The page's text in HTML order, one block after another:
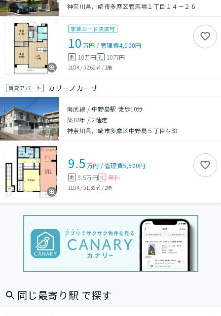
神奈川県川崎市多摩区菅馬場１丁目１４－２６
家賃カード決済可
10 万円 /管理費4,000円
敷 10万円 礼 10万円
2LDK/52.62㎡ /3階
賃貸アパート カリーノカーサ
南武線 / 中野島駅 徒歩10分
築18年 /2階建
神奈川県川崎市多摩区中野島５丁目4-38
9.5 万円 /管理費5,500円
敷 9.5万円 礼 無料
1LDK/51.35㎡ / 2階
同じ最寄り駅 で探す